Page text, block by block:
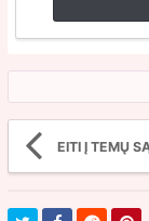
EITI Į TEMŲ